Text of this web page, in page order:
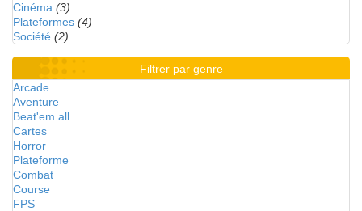
Cinéma (3)
Plateformes (4)
Société (2)
Filtrer par genre
Arcade
Aventure
Beat'em all
Cartes
Horror
Plateforme
Combat
Course
FPS